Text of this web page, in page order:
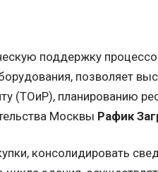
поддержку
позволяет
(ТОиР), планированию
Москвы Рафик
консолидировать